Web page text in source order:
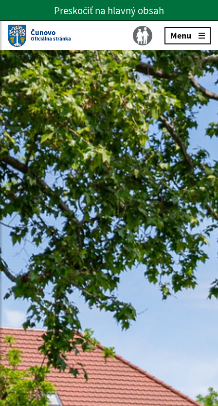
Preskočiť na hlavné menu
Preskočiť na hlavný obsah
Slovenčina
Čunovo
Oficiálna stránka Menu